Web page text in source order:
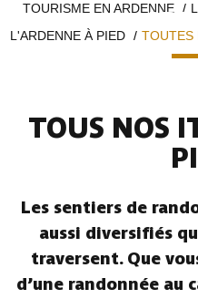
d'ArianeTOURISME EN ARDENNE
L'ARDENNE À PIED
TOUTES
TOUS NOS
Les sentiers de
aussi diversifiés
traversent. Que
d’une randonnée au